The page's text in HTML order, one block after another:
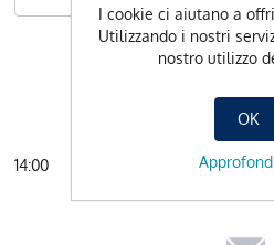
14:00
I cookie ci aiutano a
Utilizzando i nostri
nostro utilizzo
OK